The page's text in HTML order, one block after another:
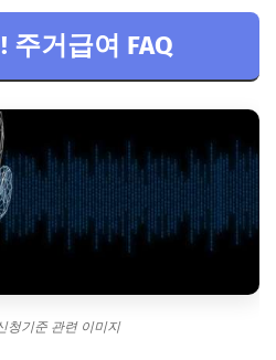
주거급여 FAQ
청기준 관련 이미지